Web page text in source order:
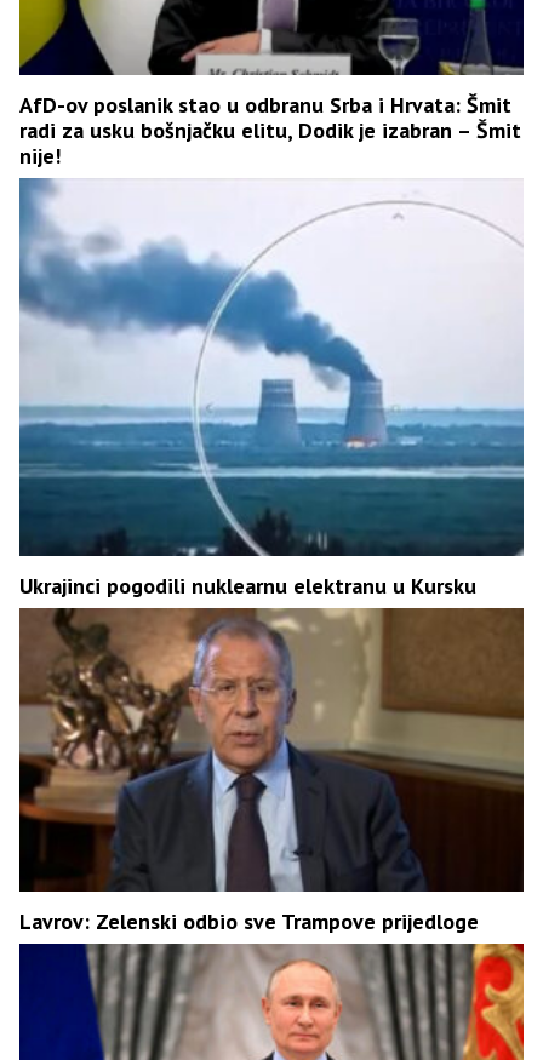
AfD-ov poslanik stao u odbranu Srba i Hrvata: Šmit
radi za usku bošnjačku elitu, Dodik je izabran – Šmit
nije!
Ukrajinci pogodili nuklearnu elektranu u Kursku
Lavrov: Zelenski odbio sve Trampove prijedloge